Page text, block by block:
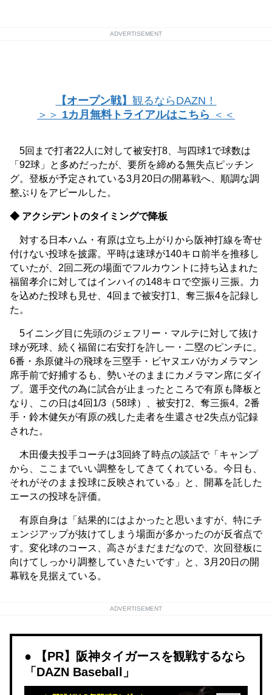
ADVERTISEMENT
【オープン戦】 観るならDAZN！
＞＞ 1カ月無料トライアルはこちら ＜＜
5回まで打者22人に対して被安打8、与四球1で球数は
「92球」と多めだったが、要所を締める無失点ピッチン
グ。登板が予定されている3月20日の開幕戦へ、順調な調
整ぶりをアピールした。
◆ アクシデントのタイミングで降板
対する日本ハム・有原は立ち上がりから阪神打線を寄せ
付けない投球を披露。平時は速球が140キロ前半を推移し
ていたが、2回二死の場面でフルカウントに持ち込まれた
福留孝介に対してはインハイの148キロで空振り三振。力
を込めた投球も見せ、4回まで被安打1、奪三振4を記録し
た。
5イニング目に先頭のジェフリー・マルテに対して抜け
球が死球、続く福留に右安打を許し一・二塁のピンチに。
6番・糸原健斗の飛球を三塁手・ビヤヌエバがカメラマン
席手前で好捕するも、勢いそのままにカメラマン席にダイ
ブ。選手交代の為に試合が止まったところで有原も降板と
なり、この日は4回1/3（58球）、被安打2、奪三振4。2番
手・鈴木健矢が有原の残した走者を生還させ2失点が記録
された。
木田優夫投手コーチは3回終了時点の談話で「キャンプ
から、ここまでいい調整をしてきてくれている。今日も、
それがそのまま投球に反映されている」と、開幕を託した
エースの投球を評価。
有原自身は「結果的にはよかったと思いますが、特にチ
ェンジアップが抜けてしまう場面が多かったのが反省点で
す。変化球のコース、高さがまだまだなので、次回登板に
向けてしっかり調整していきたいです」と、3月20日の開
幕戦を見据えている。
ADVERTISEMENT
【PR】阪神タイガースを観戦するなら
「DAZN Baseball」